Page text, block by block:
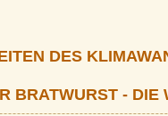
DES
BRATWURST -